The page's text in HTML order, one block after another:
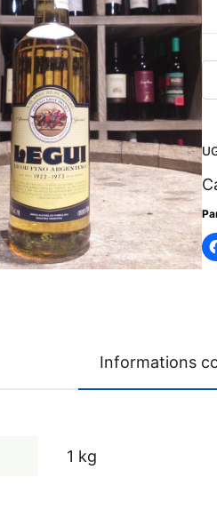
Informations
1 kg